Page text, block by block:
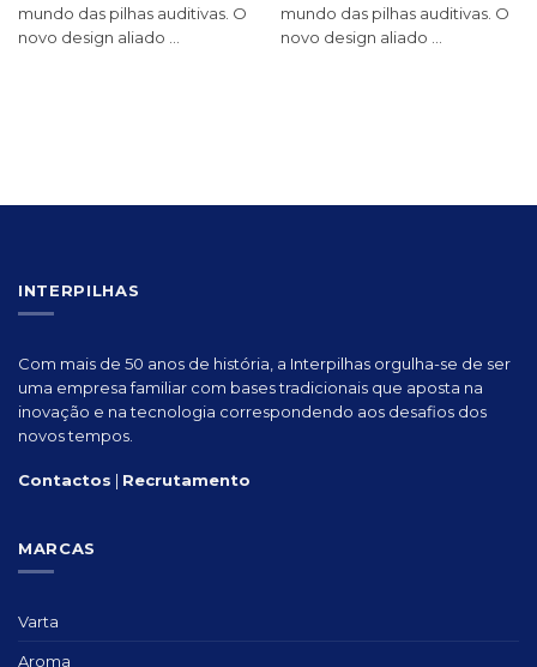
mundo das pilhas auditivas. O
novo design aliado ...
mundo das pilhas auditivas. O
novo design aliado ...
INTERPILHAS
Com mais de 50 anos de história, a Interpilhas orgulha-se de ser
uma empresa familiar com bases tradicionais que aposta na
inovação e na tecnologia correspondendo aos desafios dos
novos tempos.
Contactos | Recrutamento
MARCAS
Varta
Aroma